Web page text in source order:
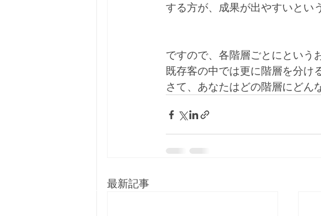
する方が、成果が出やすいとい
ですので、各階層ごとにという
既存客の中では更に階層を分け
さて、あなたはどの階層にどん
最新記事